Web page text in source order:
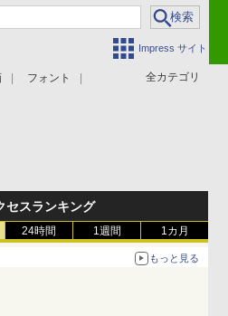
Impress サイト
全カテゴリ
フォント
セスランキング
24時間 1週間 1カ月
もっと見る